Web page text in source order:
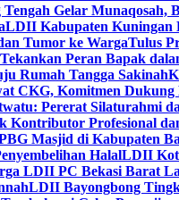
Gelar Munaqosah,
LDII Kabupaten Kuningan
Tumor ke WargaTulus
Peran Bapak
Rumah Tangga Sakinah
CKG, Komitmen Dukung
Pererat Silaturahmi
Kontributor Profesional
Masjid di Kabupaten
HalalLDII
LDII PC Bekasi Barat
LDII Bayongbong